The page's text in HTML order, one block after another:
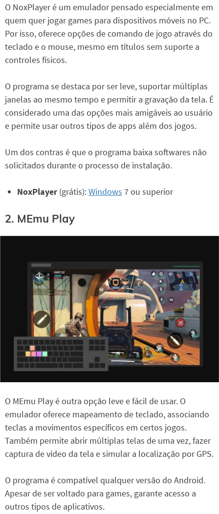
O NoxPlayer é um emulador pensado especialmente em
quem quer jogar games para dispositivos móveis no PC.
Por isso, oferece opções de comando de jogo através do
teclado e o mouse, mesmo em títulos sem suporte a
controles físicos.
O programa se destaca por ser leve, suportar múltiplas
janelas ao mesmo tempo e permitir a gravação da tela. É
considerado uma das opções mais amigáveis ao usuário
e permite usar outros tipos de apps além dos jogos.
Um dos contras é que o programa baixa softwares não
solicitados durante o processo de instalação.
NoxPlayer (grátis):Windows 7 ou superior
2. MEmu Play
O MEmu Play é outra opção leve e fácil de usar. O
emulador oferece mapeamento de teclado, associando
teclas a movimentos específicos em certos jogos.
Também permite abrir múltiplas telas de uma vez, fazer
captura de vídeo da tela e simular a localização por GPS.
O programa é compatível qualquer versão do Android.
Apesar de ser voltado para games, garante acesso a
outros tipos de aplicativos.